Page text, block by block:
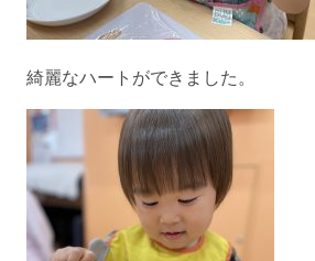
綺麗なハートができました。